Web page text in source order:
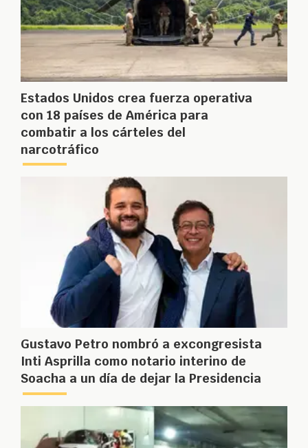
Estados Unidos crea fuerza operativa
con 18 países de América para
combatir a los cárteles del
narcotráfico
Gustavo Petro nombró a excongresista
Inti Asprilla como notario interino de
Soacha a un día de dejar la Presidencia